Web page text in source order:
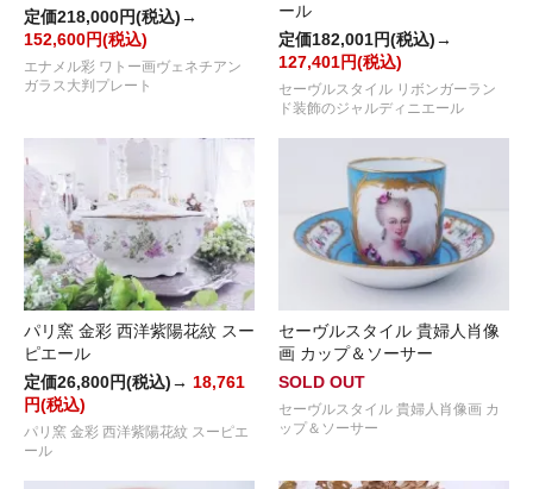
定価218,000円(税込)→
152,600円(税込)
エナメル彩 ワトー画ヴェネチアン
ガラス大判プレート
ール
定価182,001円(税込)→
127,401円(税込)
セーヴルスタイル リボンガーラン
ド装飾のジャルディニエール
パリ窯 金彩 西洋紫陽花紋 スー
ピエール
定価26,800円(税込)→ 18,761
円(税込)
パリ窯 金彩 西洋紫陽花紋 スーピエ
ール
セーヴルスタイル 貴婦人肖像
画 カップ＆ソーサー
SOLD OUT
セーヴルスタイル 貴婦人肖像画 カ
ップ＆ソーサー